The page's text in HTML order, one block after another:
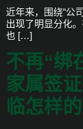
近年来，围绕“公
出现了明显分化
也 […]
不再“绑
家属签
临怎样的